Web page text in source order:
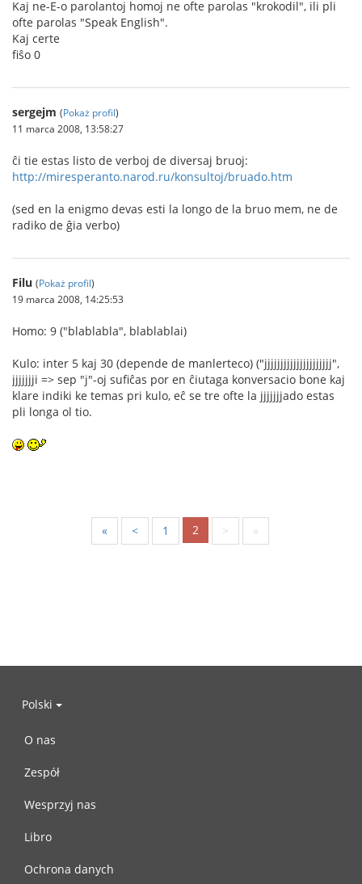
Kaj ne-E-o parolantoj homoj ne ofte parolas "krokodil", ili pli
ofte parolas "Speak English".
Kaj certe
fiŝo 0
sergejm (Pokaż profil)
11 marca 2008, 13:58:27
ĉi tie estas listo de verboj de diversaj bruoj:
http://miresperanto.narod.ru/konsultoj/bruado.htm
(sed en la enigmo devas esti la longo de la bruo mem, ne de
radiko de ĝia verbo)
Filu (Pokaż profil)
19 marca 2008, 14:25:53
Homo: 9 ("blablabla", blablablai)
Kulo: inter 5 kaj 30 (depende de manlerteco) ("jjjjjjjjjjjjjjjjjjjjj",
jjjjjjji => sep "j"-oj sufiĉas por en ĉiutaga konversacio bone kaj
klare indiki ke temas pri kulo, eĉ se tre ofte la jjjjjjjado estas
pli longa ol tio.
« < 1 2 > »
Polski
O nas
Zespół
Wesprzyj nas
Libro
Ochrona danych